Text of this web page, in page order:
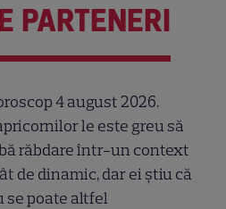
PARTENERI
4 august 2026.
le este greu să
răbdare într-un context
de dinamic, dar ei știu că
se poate altfel